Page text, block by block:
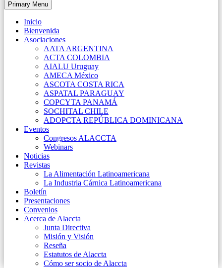
Primary Menu
Inicio
Bienvenida
Asociaciones
AATA ARGENTINA
ACTA COLOMBIA
AIALU Uruguay
AMECA México
ASCOTA COSTA RICA
ASPATAL PARAGUAY
COPCYTA PANAMÁ
SOCHITAL CHILE
ADOPCTA REPÚBLICA DOMINICANA
Eventos
Congresos ALACCTA
Webinars
Noticias
Revistas
La Alimentación Latinoamericana
La Industria Cárnica Latinoamericana
Boletín
Presentaciones
Convenios
Acerca de Alaccta
Junta Directiva
Misión y Visión
Reseña
Estatutos de Alaccta
Cómo ser socio de Alaccta